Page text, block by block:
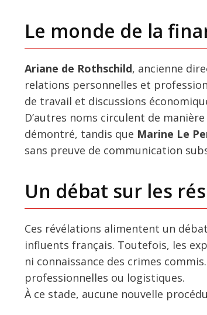
Le monde de la
Ariane de Rothschild, ancienne
relations personnelles et
de travail et discussions
D’autres noms circulent de
démontré, tandis que Marine Le
sans preuve de communication
Un débat sur les
Ces révélations alimentent un
influents français. Toutefois, les
ni connaissance des crimes
professionnelles ou logistiques.
À ce stade, aucune nouvelle